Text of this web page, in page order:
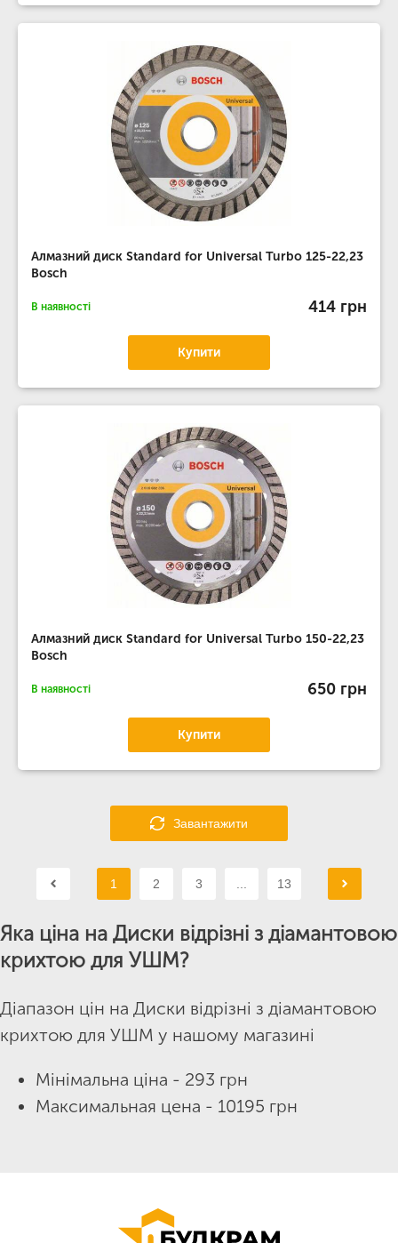
Алмазний диск Standard for Universal Turbo 125-22,23
Bosch
В наявності 414 грн
Купити
Алмазний диск Standard for Universal Turbo 150-22,23
Bosch
В наявності 650 грн
Купити
Завантажити
1 2 3 13
Яка ціна на Диски відрізні з діамантовою
крихтою для УШМ?
Діапазон цін на Диски відрізні з діамантовою
крихтою для УШМ у нашому магазині
Мінімальна ціна - 293 грн
Максимальная цена - 10195 грн